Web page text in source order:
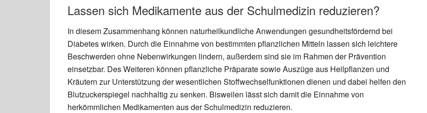
Lassen sich Medikamente aus der Schulmedizin reduzieren?
In diesem Zusammenhang können naturheilkundliche Anwendungen gesundheitsfördernd bei
Diabetes wirken. Durch die Einnahme von bestimmten pflanzlichen Mitteln lassen sich leichtere
Beschwerden ohne Nebenwirkungen lindern, außerdem sind sie im Rahmen der Prävention
einsetzbar. Des Weiteren können pflanzliche Präparate sowie Auszüge aus Heilpflanzen und
Kräutern zur Unterstützung der wesentlichen Stoffwechselfunktionen dienen und dabei helfen den
Blutzuckerspiegel nachhaltig zu senken. Bisweilen lässt sich damit die Einnahme von
herkömmlichen Medikamenten aus der Schulmedizin reduzieren.